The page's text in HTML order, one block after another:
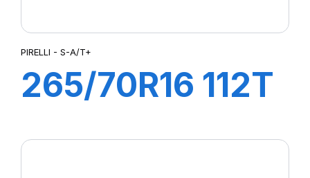
PIRELLI - S-A/T+
265/70R16 112T